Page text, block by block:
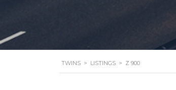
TWINS > LISTINGS > Z 900